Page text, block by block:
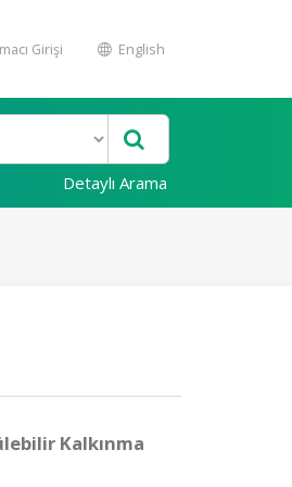
Girişi English
Detaylı Arama
Kalkınma